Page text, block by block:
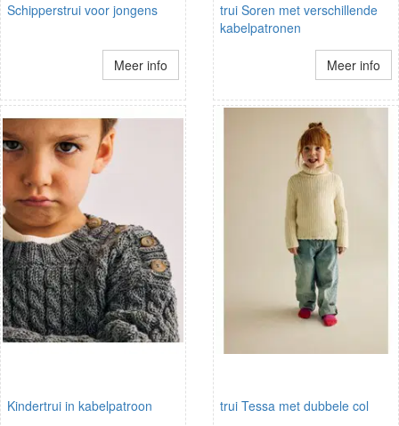
Schipperstrui voor jongens
Meer info
trui Soren met verschillende
kabelpatronen
Meer info
Kindertrui in kabelpatroon trui Tessa met dubbele col